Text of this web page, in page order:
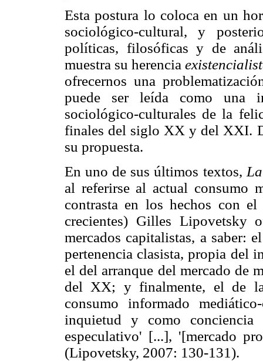
Esta postura lo coloca en un
sociológico-cultural, y
políticas, filosóficas y de
muestra su herencia
ofrecernos una
puede ser leída como una
sociológico-culturales de la
finales del siglo XX y del XXI.
su propuesta.
En uno de sus últimos textos,
al referirse al actual consumo
contrasta en los hechos con
crecientes) Gilles Lipovetsky
mercados capitalistas, a saber:
pertenencia clasista, propia del
el del arranque del mercado de
del XX; y finalmente, el de
consumo informado
inquietud y como
especulativo' [...], '[mercado
(Lipovetsky, 2007: 130-131).